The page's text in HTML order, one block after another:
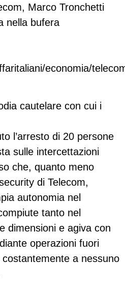
Marco Tronchetti
nella bufera
economia/
cautelare con cui i
l’arresto di 20 persone
sulle intercettazioni
che, quanto meno
di Telecom,
autonomia nel
tanto nel
dimensioni e agiva con
operazioni fuori
a nessuno